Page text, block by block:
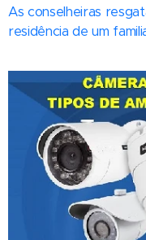
As conselheiras
residência de um